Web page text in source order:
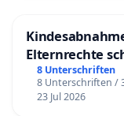
Elternrechte
8 Unterschriften
8 Unterschriften /
23 Jul 2026